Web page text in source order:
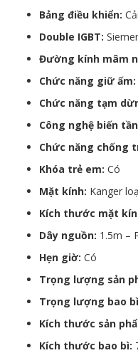
Bảng điều khiển:
Double IGBT:
Đường kính mâm
Chức năng giữ ấm:
Chức năng tạm
Công nghệ biến
Chức năng chống
Khóa trẻ em: Có
Mặt kính: Kanger
Kích thước mặt
Dây nguồn: 1.5m –
Hẹn giờ: Có
Trọng lượng sản
Trọng lượng bao
Kích thước sản
Kích thước bao bì: